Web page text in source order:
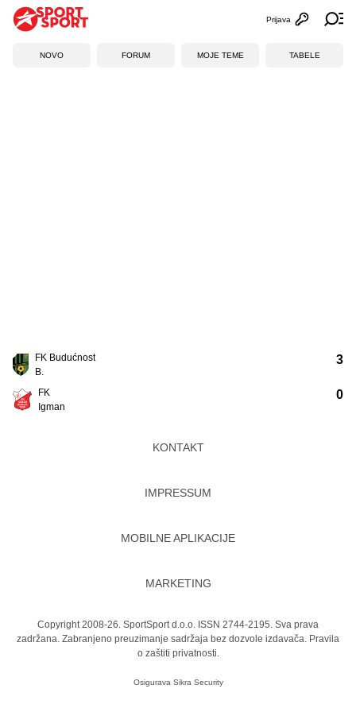
Otvori
Prijava
NOVO FORUM MOJE TEME TABELE
FK Budućnost
B.
FK
Igman
3
0
KONTAKT
IMPRESSUM
MOBILNE APLIKACIJE
MARKETING
Copyright 2008-26. SportSport d.o.o. ISSN 2744-2195. Sva prava
zadržana. Zabranjeno preuzimanje sadržaja bez dozvole izdavača. Pravila
o zaštiti privatnosti.
Osigurava Sikra Security